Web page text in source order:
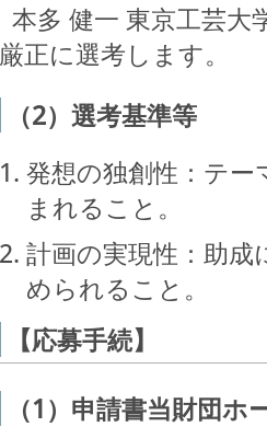
本多 健一 東京工芸大
厳正に選考します。
（2）選考基準等
発想の独創性：テ
まれること。
計画の実現性：助
められること。
【応募手続】
（1）申請書当財団ホ